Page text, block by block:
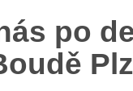
po